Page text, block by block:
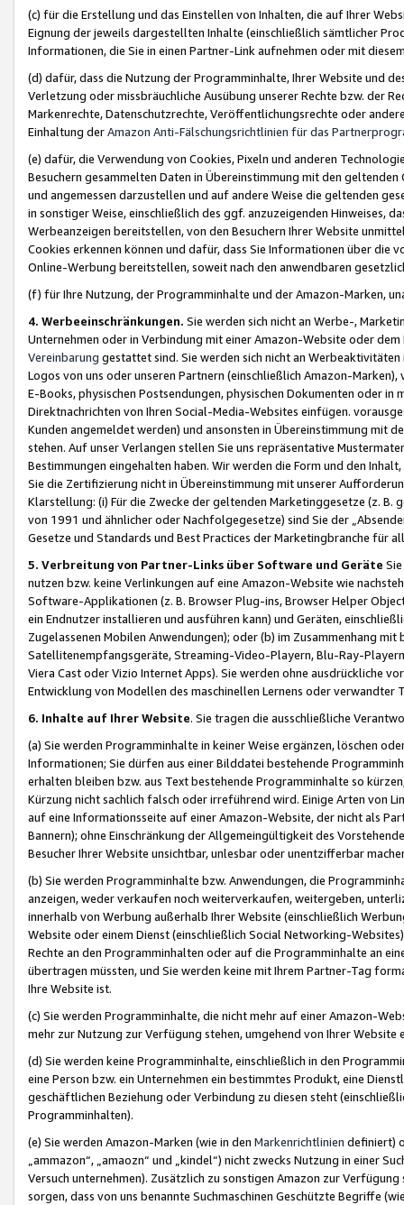
(c) für die Erstellung und das Einstellen von Inhalten, die auf Ihrer
Eignung der jeweils dargestellten Inhalte (einschließlich sämtlicher
Informationen, die Sie in einen Partner-Link aufnehmen oder mit
(d) dafür, dass die Nutzung der Programminhalte, Ihrer Website und
Verletzung oder missbräuchliche Ausübung unserer Rechte bzw. der
Markenrechte, Datenschutzrechte, Veröffentlichungsrechte oder
Einhaltung derAmazon Anti-Fälschungsrichtlinien für das
(e) dafür, die Verwendung von Cookies, Pixeln und anderen
Besuchern gesammelten Daten in Übereinstimmung mit den
und angemessen darzustellen und auf andere Weise die geltenden
in sonstiger Weise, einschließlich des ggf. anzuzeigenden Hinweises,
Werbeanzeigen bereitstellen, von den Besuchern Ihrer Website
Cookies erkennen können und dafür, dass Sie Informationen über die
Online-Werbung bereitstellen, soweit nach den anwendbaren
(f) für Ihre Nutzung, der Programminhalte und der Amazon-Marken,
4. Werbeeinschränkungen. Sie werden sich nicht an Werbe-,
Unternehmen oder in Verbindung mit einer Amazon-Website oder
Vereinbarung gestattet sind. Sie werden sich nicht an
Logos von uns oder unseren Partnern (einschließlich Amazon-
E-Books, physischen Postsendungen, physischen Dokumenten oder in
Direktnachrichten von Ihren Social-Media-Websites einfügen.
Kunden angemeldet werden) und ansonsten in Übereinstimmung mit
stehen. Auf unser Verlangen stellen Sie uns repräsentative
Bestimmungen eingehalten haben. Wir werden die Form und den
Sie die Zertifizierung nicht in Übereinstimmung mit unserer
Klarstellung: (i) Für die Zwecke der geltenden Marketinggesetze (z. B.
von 1991 und ähnlicher oder Nachfolgegesetze) sind Sie der
Gesetze und Standards und Best Practices der Marketingbranche für
5. Verbreitung von Partner-Links über Software und Geräte
nutzen bzw. keine Verlinkungen auf eine Amazon-Website wie
Software-Applikationen (z. B. Browser Plug-ins, Browser Helper
ein Endnutzer installieren und ausführen kann) und Geräten,
Zugelassenen Mobilen Anwendungen); oder (b) im Zusammenhang
Satellitenempfangsgeräte, Streaming-Video-Playern, Blu-Ray-
Viera Cast oder Vizio Internet Apps). Sie werden ohne ausdrückliche
Entwicklung von Modellen des maschinellen Lernens oder
6. Inhalte auf Ihrer Website. Sie tragen die ausschließliche
(a) Sie werden Programminhalte in keiner Weise ergänzen, löschen
Informationen; Sie dürfen aus einer Bilddatei bestehende
erhalten bleiben bzw. aus Text bestehende Programminhalte so
Kürzung nicht sachlich falsch oder irreführend wird. Einige Arten von
auf eine Informationsseite auf einer Amazon-Website, der nicht als
Bannern); ohne Einschränkung der Allgemeingültigkeit des
Besucher Ihrer Website unsichtbar, unlesbar oder unentzifferbar
(b) Sie werden Programminhalte bzw. Anwendungen, die
anzeigen, weder verkaufen noch weiterverkaufen, weitergeben,
innerhalb von Werbung außerhalb Ihrer Website (einschließlich
Website oder einem Dienst (einschließlich Social Networking-
Rechte an den Programminhalten oder auf die Programminhalte an
übertragen müssten, und Sie werden keine mit Ihrem Partner-Tag
Ihre Website ist.
(c) Sie werden Programminhalte, die nicht mehr auf einer Amazon-
mehr zur Nutzung zur Verfügung stehen, umgehend von Ihrer
(d) Sie werden keine Programminhalte, einschließlich in den
eine Person bzw. ein Unternehmen ein bestimmtes Produkt, eine
geschäftlichen Beziehung oder Verbindung zu diesen steht
Programminhalten).
(e) Sie werden Amazon-Marken (wie in den Markenrichtlinien definiert)
„ammazon“, „amaozn“ und „kindel“) nicht zwecks Nutzung in einer
Versuch unternehmen). Zusätzlich zu sonstigen Amazon zur
sorgen, dass von uns benannte Suchmaschinen Geschützte Begriffe